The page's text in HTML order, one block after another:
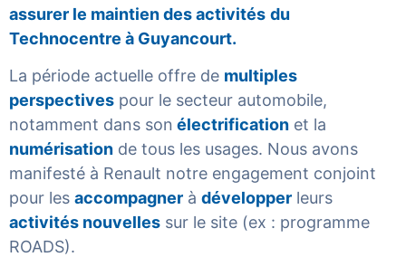
assurer le maintien des activités du
Technocentre à Guyancourt.
La période actuelle offre de multiples
perspectives pour le secteur automobile,
notamment dans son électrification et la
numérisation de tous les usages. Nous avons
manifesté à Renault notre engagement conjoint
pour les accompagner à développer leurs
activités nouvelles sur le site (ex : programme
ROADS).